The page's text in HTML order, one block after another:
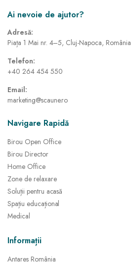
Ai nevoie de ajutor?
Adresă:
Piața 1 Mai nr. 4–5, Cluj-Napoca, România
Telefon:
+40 264 454 550
Email:
marketing@scaune.ro
Navigare Rapidă
Birou Open Office
Birou Director
Home Office
Zone de relaxare
Soluții pentru acasă
Spațiu educațional
Medical
Informații
Antares România